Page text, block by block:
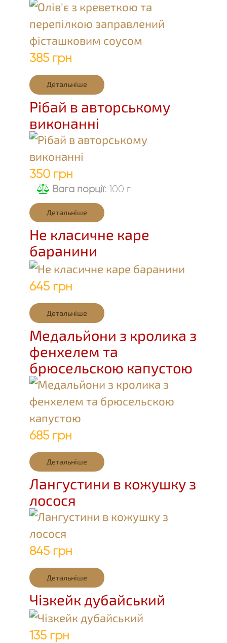
385 грн
Детальніше
Рібай в авторському
виконанні
350 грн
Вага порції: 100 г
Детальніше
Не класичне каре
баранини
645 грн
Детальніше
Медальйони з кролика з
фенхелем та
брюсельскою капустою
685 грн
Детальніше
Лангустини в кожушку з
лосося
845 грн
Детальніше
Чізкейк дубайський
135 грн